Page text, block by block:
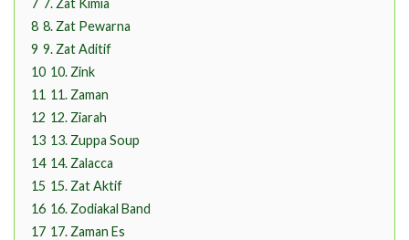
7 7. Zat Kimia
8 8. Zat Pewarna
9 9. Zat Aditif
10 10. Zink
11 11. Zaman
12 12. Ziarah
13 13. Zuppa Soup
14 14. Zalacca
15 15. Zat Aktif
16 16. Zodiakal Band
17 17. Zaman Es